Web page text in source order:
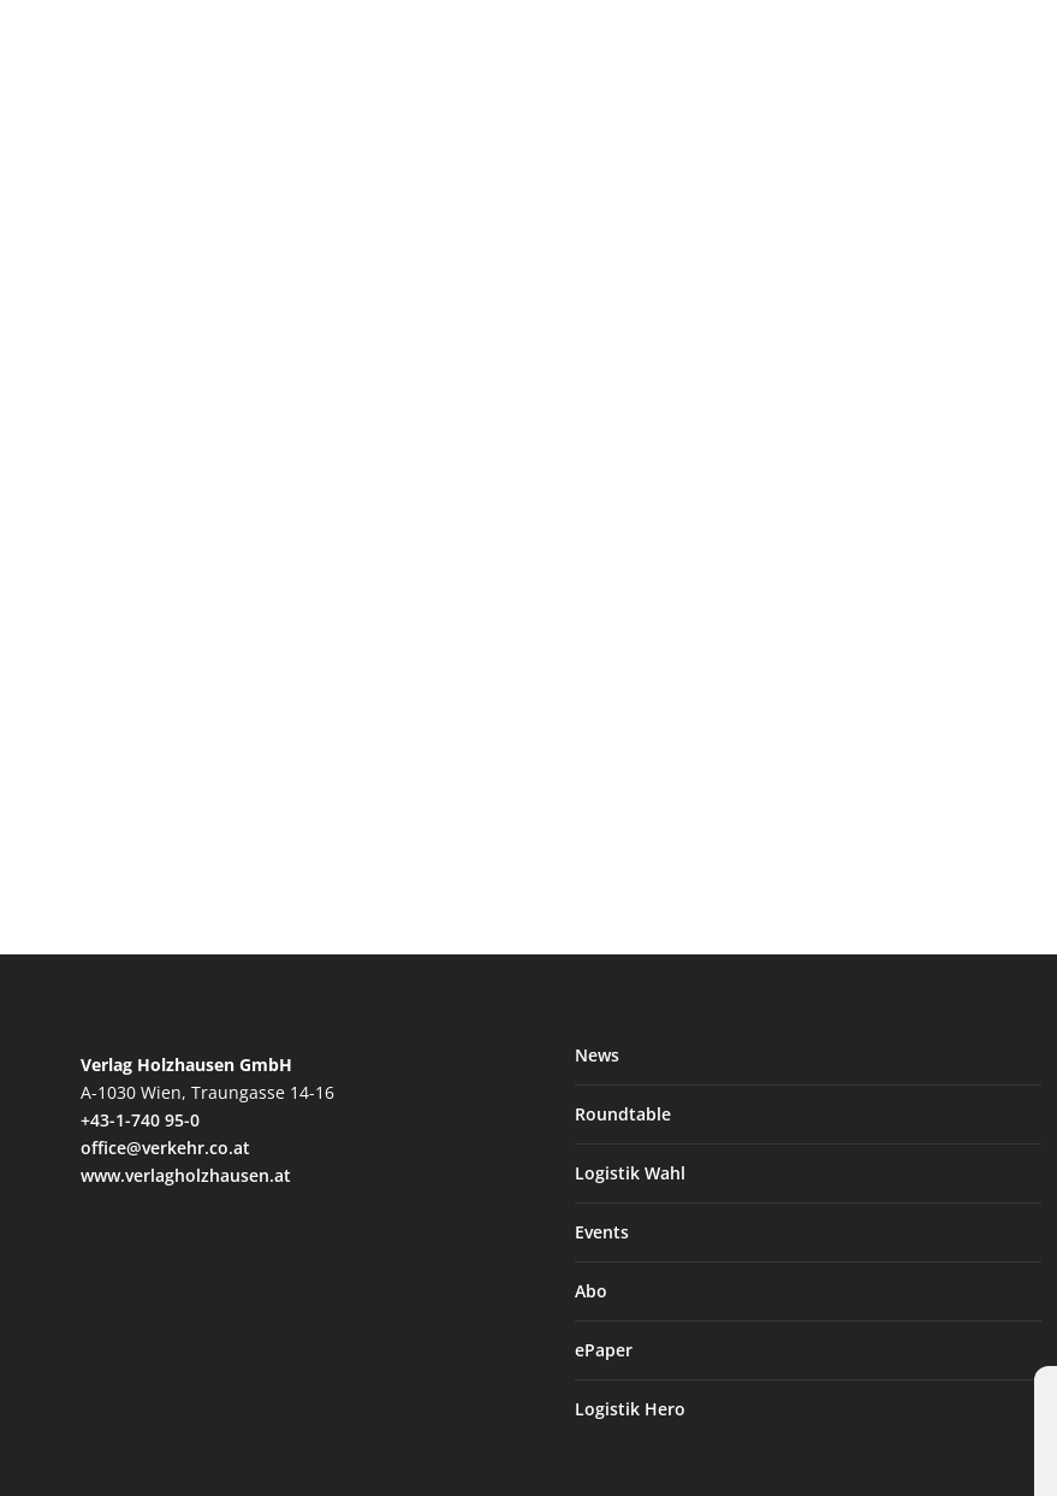
Verlag Holzhausen GmbH
A-1030 Wien, Traungasse 14-16
+43-1-740 95-0
office@verkehr.co.at
www.verlagholzhausen.at
News
Roundtable
Logistik Wahl
Events
Abo
ePaper
Logistik Hero